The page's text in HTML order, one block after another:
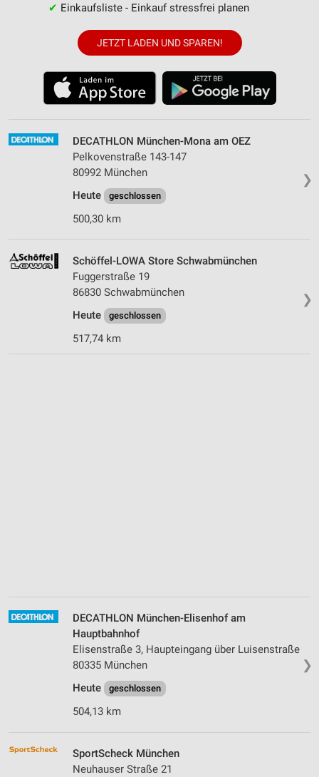
✔ Einkaufsliste - Einkauf stressfrei planen
JETZT LADEN UND SPAREN!
❯
DECATHLON München-Mona am OEZ
Pelkovenstraße 143-147
80992 München
Heute
geschlossen
500,30 km
❯
Schöffel-LOWA Store Schwabmünchen
Fuggerstraße 19
86830 Schwabmünchen
Heute
geschlossen
517,74 km
❯
DECATHLON München-Elisenhof am
Hauptbahnhof
Elisenstraße 3, Haupteingang über Luisenstraße
80335 München
Heute
geschlossen
504,13 km
SportScheck München
Neuhauser Straße 21